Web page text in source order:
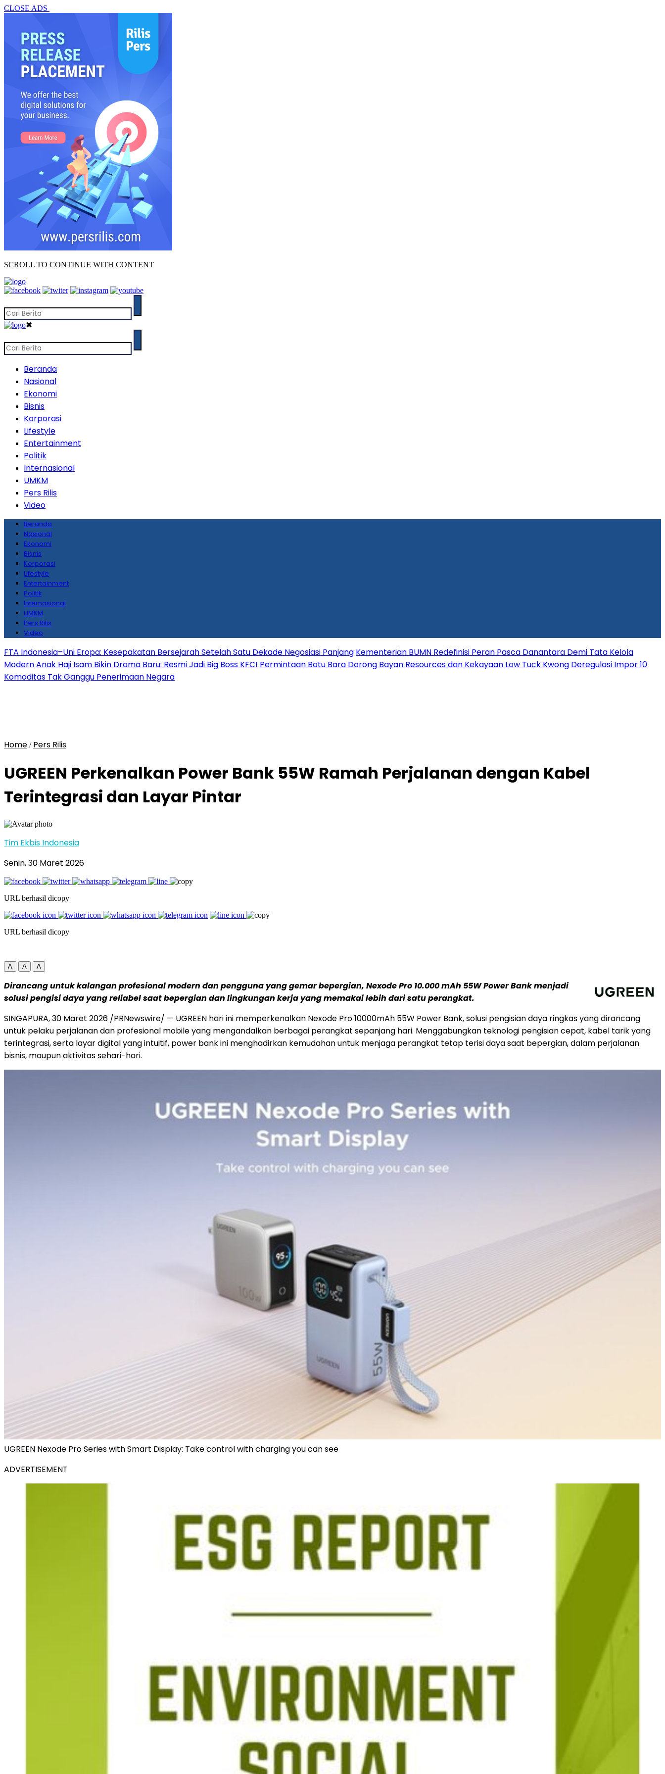
CLOSE ADS
SCROLL TO CONTINUE WITH CONTENT
✖
Beranda
Nasional
Ekonomi
Bisnis
Korporasi
Lifestyle
Entertainment
Politik
Internasional
UMKM
Pers Rilis
Video
Beranda
Nasional
Ekonomi
Bisnis
Korporasi
Lifestyle
Entertainment
Politik
Internasional
UMKM
Pers Rilis
Video
FTA Indonesia–Uni Eropa: Kesepakatan Bersejarah Setelah Satu Dekade Negosiasi Panjang Kementerian BUMN Redefinisi Peran Pasca Danantara Demi Tata Kelola
ModernAnak Haji Isam Bikin Drama Baru: Resmi Jadi Big Boss KFC! Permintaan Batu Bara Dorong Bayan Resources dan Kekayaan Low Tuck Kwong Deregulasi Impor 10
Komoditas Tak Ganggu Penerimaan Negara
Home / Pers Rilis
UGREEN Perkenalkan Power Bank 55W Ramah Perjalanan dengan Kabel
Terintegrasi dan Layar Pintar
Tim Ekbis Indonesia
Senin, 30 Maret 2026
URL berhasil dicopy
URL berhasil dicopy
A A A
Dirancang untuk kalangan profesional modern dan pengguna yang gemar bepergian, Nexode Pro 10.000 mAh 55W Power Bank menjadi
solusi pengisi daya yang reliabel saat bepergian dan lingkungan kerja yang memakai lebih dari satu perangkat.
SINGAPURA,30 Maret 2026 /PRNewswire/ — UGREEN hari ini memperkenalkan Nexode Pro 10000mAh 55W Power Bank, solusi pengisian daya ringkas yang dirancang
untuk pelaku perjalanan dan profesional mobile yang mengandalkan berbagai perangkat sepanjang hari. Menggabungkan teknologi pengisian cepat, kabel tarik yang
terintegrasi, serta layar digital yang intuitif, power bank ini menghadirkan kemudahan untuk menjaga perangkat tetap terisi daya saat bepergian, dalam perjalanan
bisnis, maupun aktivitas sehari-hari.
UGREEN Nexode Pro Series with Smart Display: Take control with charging you can see
ADVERTISEMENT